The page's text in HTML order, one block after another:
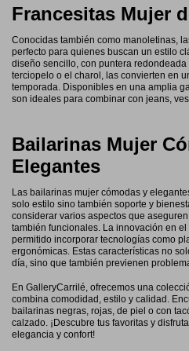
Francesitas Mujer
Conocidas también como manoletinas,
perfecto para quienes buscan un estilo
diseño sencillo, con puntera
terciopelo o el charol, las convierten en
temporada. Disponibles en una amplia
son ideales para combinar con jeans,
Bailarinas Mujer
Elegantes
Las bailarinas mujer cómodas y
solo estilo sino también soporte y
considerar varios aspectos que
también funcionales. La innovación en
permitido incorporar tecnologías como
ergonómicas. Estas características no
día, sino que también previenen
En GalleryCarrilé, ofrecemos una
combina comodidad, estilo y calidad.
bailarinas negras, rojas, de piel o con
calzado. ¡Descubre tus favoritas y
elegancia y confort!